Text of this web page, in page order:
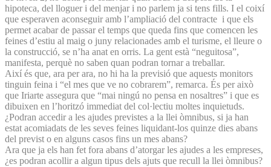
hipoteca, del lloguer i del menjar i no parlem ja si tens fills. I el coixí
que esperaven aconseguir amb l’ampliació del contracte i que els
permet acabar de passar el temps que queda fins que comencen les
feines d’estiu al maig o juny relacionades amb el turisme, el lleure o
la construcció, se n’ha anat en orris. La gent està “neguitosa”,
manifesta, perquè no saben quan podran tornar a treballar.
Així és que, ara per ara, no hi ha la previsió que aquests monitors
tinguin feina i “el mes que ve no cobrarem”, remarca. És per això
que Iriarte assegura que “mai ningú no pensa en nosaltres” i que es
dibuixen en l’horitzó immediat del col·lectiu moltes inquietuds.
¿Podran accedir a les ajudes previstes a la llei òmnibus, si ja han
estat acomiadats de les seves feines liquidant-los quinze dies abans
del previst o en alguns casos fins un mes abans?
Ara que ja els han fet fora abans d’atorgar les ajudes a les empreses,
¿es podran acollir a algun tipus dels ajuts que recull la llei òmnibus?